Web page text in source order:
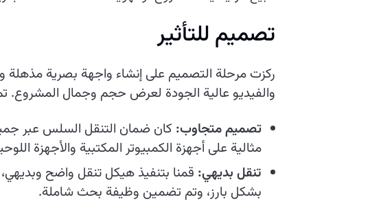
تصميم للتأثير
ركزت مرحلة التصميم على إنشاء واجهة بصرية مذهلة
والفيديو عالية الجودة لعرض حجم وجمال المشروع. تم
تصميم متجاوب: كان ضمان التنقل السلس عبر
مثالية على أجهزة الكمبيوتر المكتبية والأجهزة
تنقل بديهي: قمنا بتنفيذ هيكل تنقل واضح
بشكل بارز، وتم تضمين وظيفة بحث شاملة.